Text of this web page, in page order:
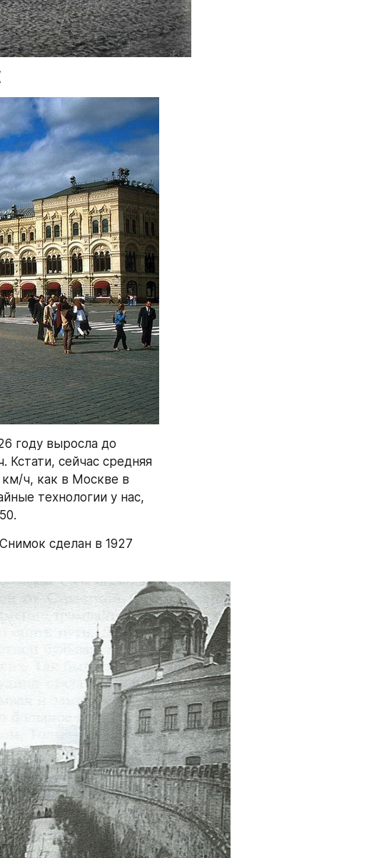
году выросла до
Кстати, сейчас средняя
ч, как в Москве в
технологии у нас,
сделан в 1927